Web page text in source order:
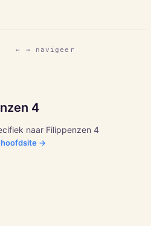
← → navigeer
4
naar Filippenzen 4
hoofdsite →